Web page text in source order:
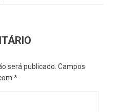
será publicado. Campos
*